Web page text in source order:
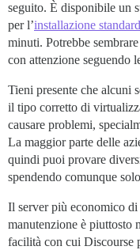
seguito. È disponibile un
per l’installazione standard
minuti. Potrebbe
con attenzione seguendo
Tieni presente che alcuni
il tipo corretto di
causare problemi,
La maggior parte delle
quindi puoi provare
spendendo comunque
Il server più economico
manutenzione è piuttosto
facilità con cui Discourse